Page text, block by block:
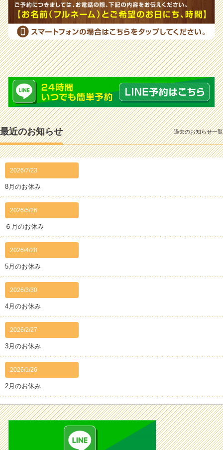
最近のお知らせ
2026/7/23
8月のお休み
2026/5/26
６月のお休み
2026/4/28
5月のお休み
2026/3/30
4月のお休み
2026/2/27
3月のお休み
2026/1/26
2月のお休み
過去のお知らせ一覧